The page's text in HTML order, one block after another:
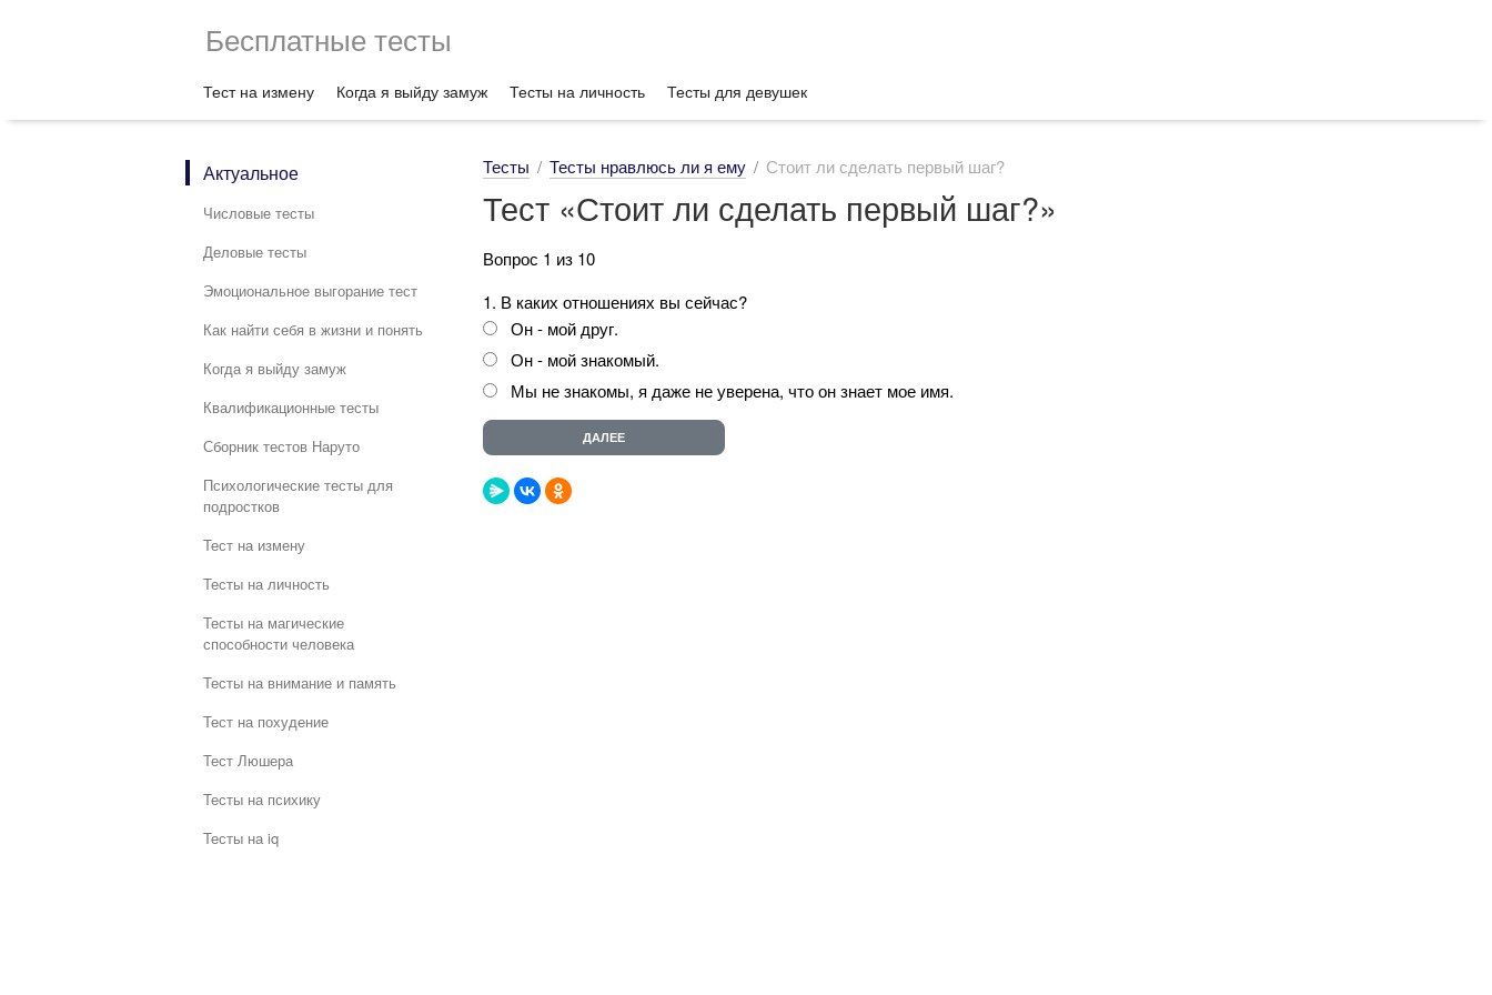
Бесплатные тесты
Тест на измену Когда я выйду замуж Тесты на личность Тесты для девушек
Актуальное
Числовые тесты
Деловые тесты
Эмоциональное выгорание тест
Как найти себя в жизни и понять
Когда я выйду замуж
Квалификационные тесты
Сборник тестов Наруто
Психологические тесты для
подростков
Тест на измену
Тесты на личность
Тесты на магические
способности человека
Тесты на внимание и память
Тест на похудение
Тест Люшера
Тесты на психику
Тесты на iq
Тесты Тесты нравлюсь ли я ему Стоит ли сделать первый шаг?
Тест «Стоит ли сделать первый шаг?»
Вопрос 1 из 10
1. В каких отношениях вы сейчас?
Он - мой друг.
Он - мой знакомый.
Мы не знакомы, я даже не уверена, что он знает мое имя.